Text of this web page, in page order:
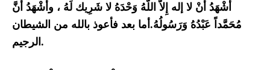
أشْهَدُ أنْ لا إله إِلاَّ اللَّهُ وَحْدَهُ لا شَرِيك لَهُ ، وأشْهَدُ أنَّ
مُحَمَّداً عَبْدُهُ وَرَسُولُهُ.أما بعد فأعوذ بالله من الشيطان
الرجيم.